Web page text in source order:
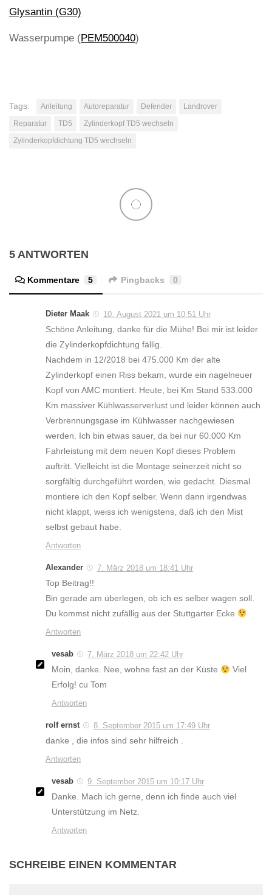
Glysantin (G30)
Wasserpumpe (PEM500040)
Tags: Anleitung Autoreparatur Defender
Landrover
Reparatur
TD5
Zylinderkopf TD5 wechseln
Zylinderkopfdichtung TD5 wechseln
5 ANTWORTEN
Kommentare 5 Pingbacks 0
Dieter Maak 10. August 2021 um 10:51 Uhr
Schöne Anleitung, danke für die Mühe! Bei mir ist leider
die Zylinderkopfdichtung fällig.
Nachdem in 12/2018 bei 475.000 Km der alte
Zylinderkopf einen Riss bekam, wurde ein nagelneuer
Kopf von AMC montiert. Heute, bei Km Stand 533.000
Km massiver Kühlwasserverlust und leider können auch
Verbrennungsgase im Kühlwasser nachgewiesen
werden. Ich bin etwas sauer, da bei nur 60.000 Km
Fahrleistung mit dem neuen Kopf dieses Problem
auftritt. Vielleicht ist die Montage seinerzeit nicht so
sorgfältig durchgeführt worden, wie gedacht. Diesmal
montiere ich den Kopf selber. Wenn dann irgendwas
nicht klappt, weiss ich wenigstens, daß ich den Mist
selbst gebaut habe.
Antworten
Alexander 7. März 2018 um 18:41 Uhr
Top Beitrag!!
Bin gerade am überlegen, ob ich es selber wagen soll.
Du kommst nicht zufällig aus der Stuttgarter Ecke
Antworten
vesab 7. März 2018 um 22:42 Uhr
Moin, danke. Nee, wohne fast an der Küste
Viel
Erfolg! cu Tom
Antworten
rolf ernst 8. September 2015 um 17:49 Uhr
danke , die infos sind sehr hilfreich .
Antworten
vesab 9. September 2015 um 10:17 Uhr
Danke. Mach ich gerne, denn ich finde auch viel
Unterstützung im Netz.
Antworten
SCHREIBE EINEN KOMMENTAR